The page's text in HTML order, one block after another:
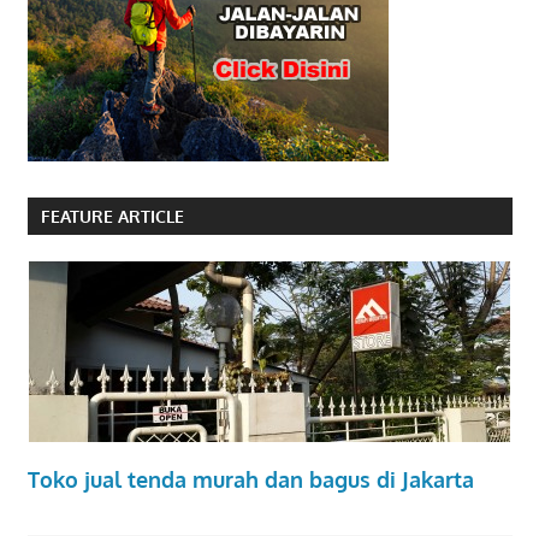
FEATURE ARTICLE
Toko jual tenda murah dan bagus di Jakarta